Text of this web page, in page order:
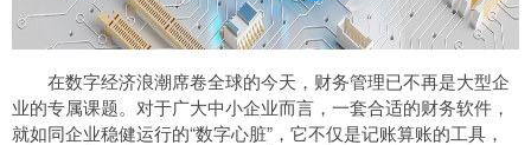
在数字经济浪潮席卷全球的今天，财务管理已不再是大型企
业的专属课题。对于广大中小企业而言，一套合适的财务软件，
就如同企业稳健运行的“数字心脏”，它不仅是记账算账的工具，